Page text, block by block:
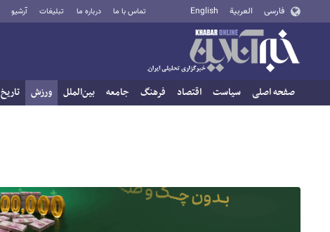
فارسی العربية English تماس با ما درباره ما تبلیغات آرشیو
صفحه اصلی سیاست اقتصاد فرهنگ جامعه بین‌الملل ورزش تاریخ